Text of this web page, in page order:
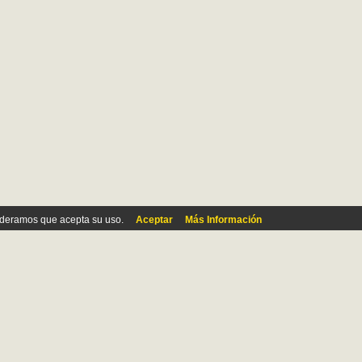
que acepta su uso. Aceptar Más Información